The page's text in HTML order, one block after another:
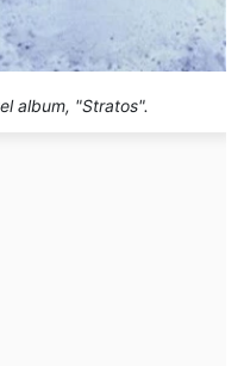
album, "Stratos".